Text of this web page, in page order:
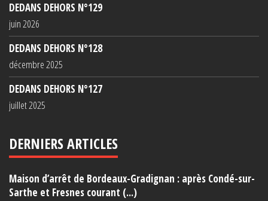
DEDANS DEHORS N°129
juin 2026
DEDANS DEHORS N°128
décembre 2025
DEDANS DEHORS N°127
juillet 2025
DERNIERS ARTICLES
Maison d’arrêt de Bordeaux-Gradignan : après Condé-sur-
Sarthe et Fresnes courant (...)